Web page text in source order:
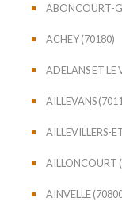
ABONCOURT-
ACHEY (70180)
ADELANS ET LE
AILLEVANS
AILLEVILLERS-
AILLONCOURT
AINVELLE